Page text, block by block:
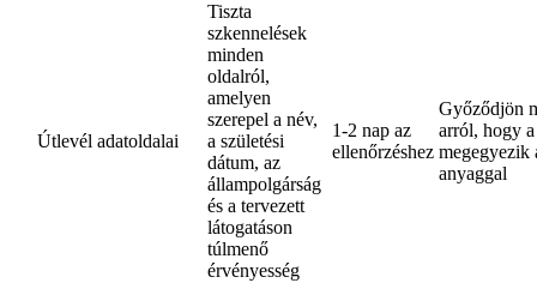
Útlevél adatoldalai
Tiszta
szkennelések
minden
oldalról,
amelyen
szerepel a név,
a születési
dátum, az
állampolgárság
és a tervezett
látogatáson
túlmenő
érvényesség
1-2 nap az
ellenőrzéshez
Győződjön
arról, hogy
megegyezik
anyaggal